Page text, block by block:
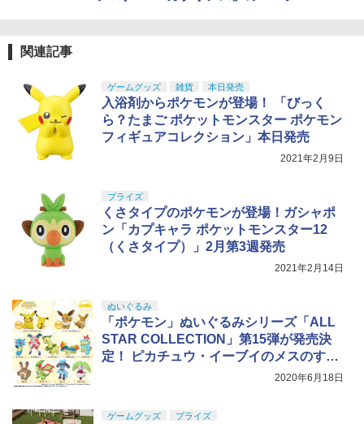
Sachiプラモ VERTヤスリ Type-S 【プ
ロモデラー共同開発】 超極細 ガラスヤ
スリ ５点セット ガンプラ プラモデル ゲ
ート処理 模型 フィギュア［知的財産権
8ml ホビー用仕上材 B603
￥710
関連記事
ゲームグッズ 雑貨 本日発売
入浴剤からポケモンが登場！ 「びっく
ら？たまご ポケットモンスター ポケモン
フィギュアコレクション」本日発売
2021年2月9日
プライズ
くさタイプのポケモンが登場！ガシャポ
ン「カプキャラ ポケットモンスター12
（くさタイプ）」2月第3週発売
2021年2月14日
ぬいぐるみ
「ポケモン」ぬいぐるみシリーズ「ALL
STAR COLLECTION」第15弾が発売決
定！ ピカチュウ・イーブイのメスのすが
2020年6月18日
ゲームグッズ プライズ